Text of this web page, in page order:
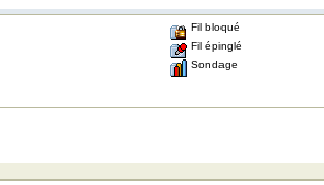
Fil bloqué
Fil épinglé
Sondage